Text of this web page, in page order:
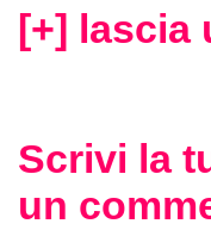
[+] lascia
Scrivi la
un